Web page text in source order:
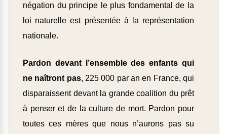
négation du principe le plus fondamental de la
loi naturelle est présentée à la représentation
nationale.
Pardon devant l’ensemble des enfants qui
ne naîtront pas, 225 000 par an en France, qui
disparaissent devant la grande coalition du prêt
à penser et de la culture de mort. Pardon pour
toutes ces mères que nous n’aurons pas su